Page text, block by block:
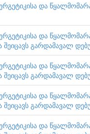
და
და
შეიცავს გარდამავალ
და
შეიცავს გარდამავალ
და
შეიცავს გარდამავალ
და